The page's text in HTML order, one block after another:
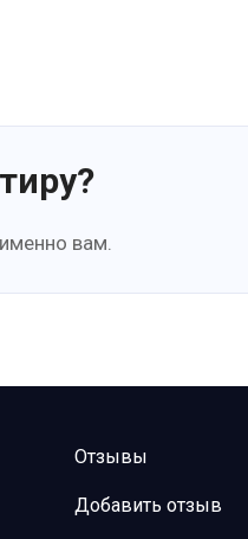
вам.
Отзывы
Добавить отзыв